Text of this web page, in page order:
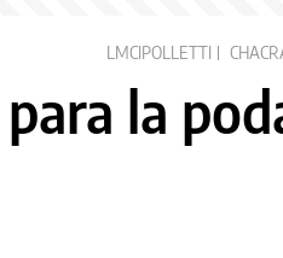
LMCIPOLLETTI
la